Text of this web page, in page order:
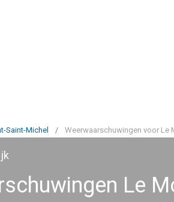
Saint-Michel / Weerwaarschuwingen voor Le
Le